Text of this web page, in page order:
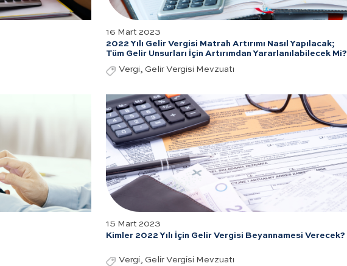
16 Mart 2023
2022 Yılı Gelir Vergisi Matrah Artırımı Nasıl Yapılacak;
Tüm Gelir Unsurları İçin Artırımdan Yararlanılabilecek Mi?
Vergi, Gelir Vergisi Mevzuatı
15 Mart 2023
Kimler 2022 Yılı İçin Gelir Vergisi Beyannamesi Verecek?
Vergi, Gelir Vergisi Mevzuatı